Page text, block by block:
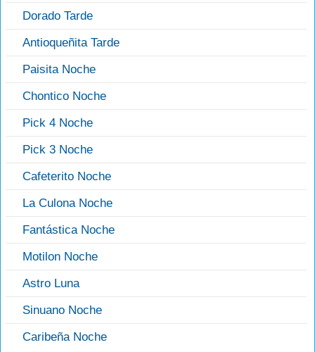
Dorado Tarde
Antioqueñita Tarde
Paisita Noche
Chontico Noche
Pick 4 Noche
Pick 3 Noche
Cafeterito Noche
La Culona Noche
Fantástica Noche
Motilon Noche
Astro Luna
Sinuano Noche
Caribeña Noche